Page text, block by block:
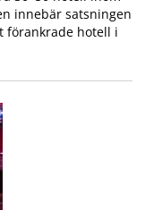
innebär satsningen
förankrade hotell i